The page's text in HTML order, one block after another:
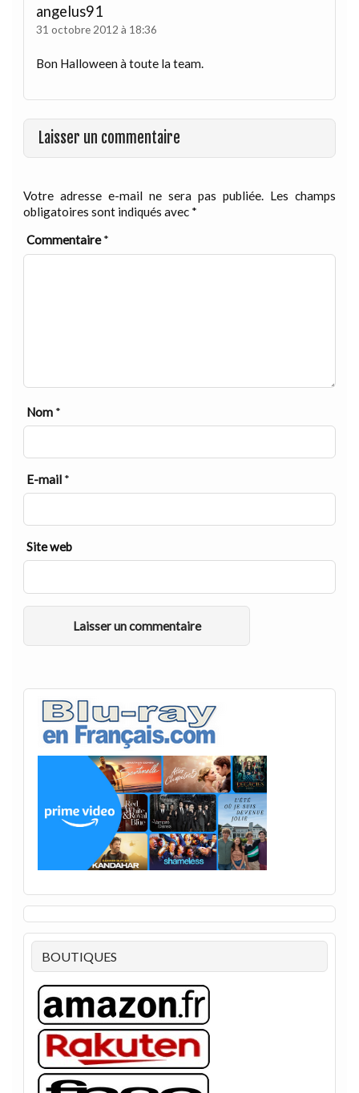
angelus91
31 octobre 2012 à 18:36
Bon Halloween à toute la team.
Laisser un commentaire
Votre adresse e-mail ne sera pas publiée. Les champs
obligatoires sont indiqués avec *
Commentaire*
Nom *
E-mail *
Site web
BOUTIQUES